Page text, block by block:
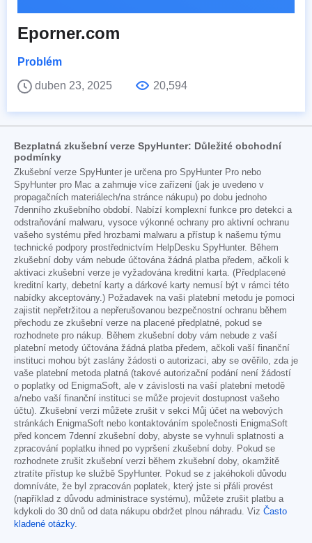
Eporner.com
Problém
duben 23, 2025
20,594
Bezplatná zkušební verze SpyHunter: Důležité obchodní
podmínky
Zkušební verze SpyHunter je určena pro SpyHunter Pro nebo
SpyHunter pro Mac a zahrnuje více zařízení (jak je uvedeno v
propagačních materiálech/na stránce nákupu) po dobu jednoho
7denního zkušebního období. Nabízí komplexní funkce pro detekci a
odstraňování malwaru, vysoce výkonné ochrany pro aktivní ochranu
vašeho systému před hrozbami malwaru a přístup k našemu týmu
technické podpory prostřednictvím HelpDesku SpyHunter. Během
zkušební doby vám nebude účtována žádná platba předem, ačkoli k
aktivaci zkušební verze je vyžadována kreditní karta. (Předplacené
kreditní karty, debetní karty a dárkové karty nemusí být v rámci této
nabídky akceptovány.) Požadavek na vaši platební metodu je pomoci
zajistit nepřetržitou a nepřerušovanou bezpečnostní ochranu během
přechodu ze zkušební verze na placené předplatné, pokud se
rozhodnete pro nákup. Během zkušební doby vám nebude z vaší
platební metody účtována žádná platba předem, ačkoli vaší finanční
instituci mohou být zaslány žádosti o autorizaci, aby se ověřilo, zda je
vaše platební metoda platná (takové autorizační podání není žádostí
o poplatky od EnigmaSoft, ale v závislosti na vaší platební metodě
a/nebo vaší finanční instituci se může projevit dostupnost vašeho
účtu). Zkušební verzi můžete zrušit v sekci Můj účet na webových
stránkách EnigmaSoft nebo kontaktováním společnosti EnigmaSoft
před koncem 7denní zkušební doby, abyste se vyhnuli splatnosti a
zpracování poplatku ihned po vypršení zkušební doby. Pokud se
rozhodnete zrušit zkušební verzi během zkušební doby, okamžitě
ztratíte přístup ke službě SpyHunter. Pokud se z jakéhokoli důvodu
domníváte, že byl zpracován poplatek, který jste si přáli provést
(například z důvodu administrace systému), můžete zrušit platbu a
kdykoli do 30 dnů od data nákupu obdržet plnou náhradu. Viz Často
kladené otázky.